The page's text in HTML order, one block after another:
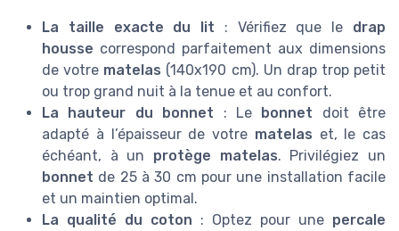
La taille exacte du lit : Vérifiez que le drap
housse correspond parfaitement aux dimensions
de votre matelas (140x190 cm). Un drap trop petit
ou trop grand nuit à la tenue et au confort.
La hauteur du bonnet : Le bonnet doit être
adapté à l’épaisseur de votre matelas et, le cas
échéant, à un protège matelas. Privilégiez un
bonnet de 25 à 30 cm pour une installation facile
et un maintien optimal.
La qualité du coton : Optez pour une percale